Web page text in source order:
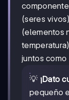
(seres
(elementos
juntos como
💡 ¡Dato
pequeño